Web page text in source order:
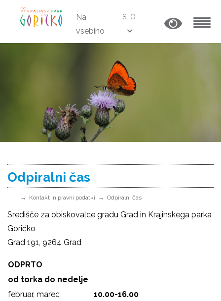
Na
vsebino
SLO
Odpiralni čas
Kontakt in pravni podatki Odpiralni čas
Središče za obiskovalce gradu Grad in Krajinskega parka
Goričko
Grad 191, 9264 Grad
ODPRTO
od torka do nedelje
februar, marec
10.00-16.00